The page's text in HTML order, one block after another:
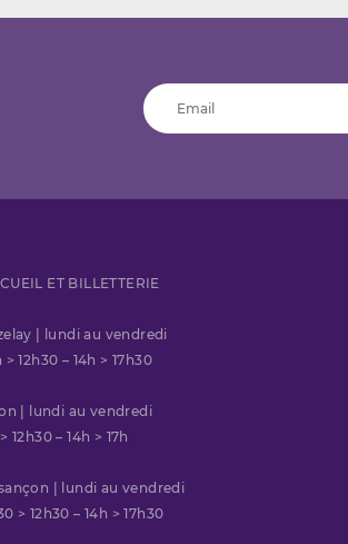
ET BILLETTERIE
| lundi au vendredi
> 12h30 – 14h > 17h30
| lundi au vendredi
12h30 – 14h > 17h
| lundi au vendredi
> 12h30 – 14h > 17h30